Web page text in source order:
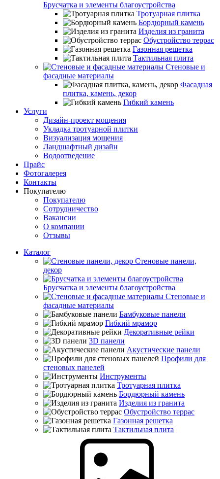
Брусчатка и элементы благоустройства
Тротуарная плитка
Бордюрный камень
Изделия из гранита
Обустройство террас
Газонная решетка
Тактильная плита
Стеновые и
фасадные материалы
Фасадная
плитка, камень, декор
Гибкий камень
Услуги
Дизайн-проект мощения
Укладка тротуарной плитки
Визуализация мощения
Ландшафтный дизайн
Водоотведение
Прайс
Фотогалерея
Контакты
Покупателю
Покупателю
Сотрудничество
Вакансии
О компании
Отзывы
Каталог
Стеновые панели,
декор
Брусчатка и элементы благоустройства
Стеновые и
фасадные материалы
Бамбуковые панели
Гибкий мрамор
Декоративные рейки
3D панели
Акустические панели
Профили для
стеновых панелей
Инструменты
Тротуарная плитка
Бордюрный камень
Изделия из гранита
Обустройство террас
Газонная решетка
Тактильная плита